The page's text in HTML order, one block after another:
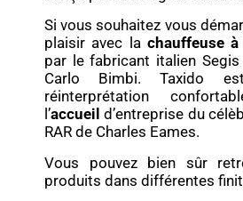
Si vous souhaitez vous
plaisir avec la chauffeuse
par le fabricant italien
Carlo Bimbi. Taxido
réinterprétation
l’accueil d’entreprise du
RAR de Charles Eames.
Vous pouvez bien sûr
produits dans différentes